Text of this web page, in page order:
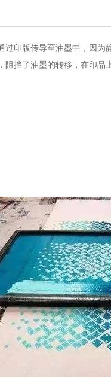
过印版传导至油墨中，因
阻挡了油墨的转移，在印品